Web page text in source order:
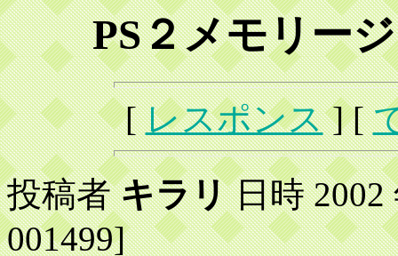
PS２メモリー
[レスポンス] [
投稿者キラリ日時 2002
001499]